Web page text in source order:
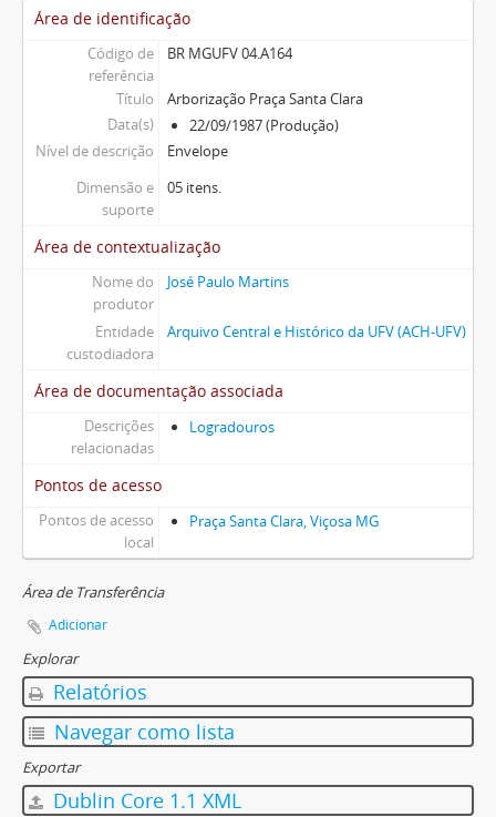
Área de identificação
Código de
referência
BR MGUFV 04.A164
Título
Arborização Praça Santa Clara
Data(s)
22/09/1987 (Produção)
Nível de descrição
Envelope
Dimensão e
suporte
05 itens.
Área de contextualização
Nome do
produtor
José Paulo Martins
Entidade
custodiadora
Arquivo Central e Histórico da UFV (ACH-UFV)
Área de documentação associada
Descrições
relacionadas
Logradouros
Pontos de acesso
Pontos de acesso
local
Praça Santa Clara, Viçosa MG
Área de Transferência
Adicionar
Explorar
Relatórios
Navegar como lista
Exportar
Dublin Core 1.1 XML